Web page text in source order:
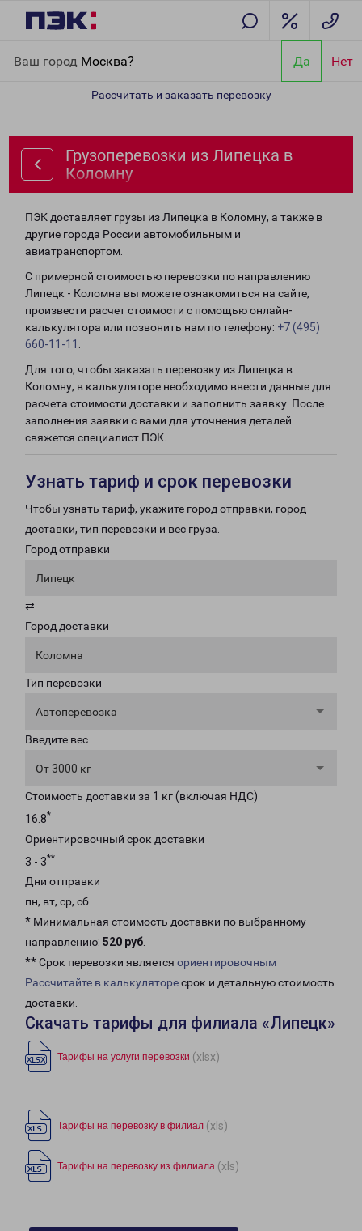
Ваш город Москва? Да Нет
Рассчитать и заказать перевозку
Грузоперевозки из Липецка в
Коломну
ПЭК доставляет грузы из Липецка в Коломну, а также в
другие города России автомобильным и
авиатранспортом.
С примерной стоимостью перевозки по направлению
Липецк - Коломна вы можете ознакомиться на сайте,
произвести расчет стоимости с помощью онлайн-
калькулятора или позвонить нам по телефону: +7 (495)
660-11-11
Для того, чтобы заказать перевозку из Липецка в
Коломну, в калькуляторе необходимо ввести данные для
расчета стоимости доставки и заполнить заявку. После
заполнения заявки с вами для уточнения деталей
свяжется специалист ПЭК.
Узнать тариф и срок перевозки
Чтобы узнать тариф, укажите город отправки, город
доставки, тип перевозки и вес груза.
Город отправки
Липецк
⇄
Город доставки
Коломна
Тип перевозки
Автоперевозка
Введите вес
От 3000 кг
Стоимость доставки за 1 кг (включая НДС)
16.8*
Ориентировочный срок доставки
3 - 3**
Дни отправки
пн, вт, ср, сб
* Минимальная стоимость доставки по выбранному
направлению: 520 руб.
** Срок перевозки является ориентировочным
Рассчитайте в калькуляторесрок и детальную стоимость
доставки.
Скачать тарифы для филиала «Липецк»
Тарифы на услуги перевозки (xlsx)
Тарифы на перевозку в филиал (xls)
Тарифы на перевозку из филиала (xls)